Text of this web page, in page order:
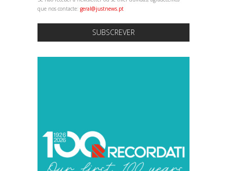
que nos contacte: geral@justnews.pt
SUBSCREVER